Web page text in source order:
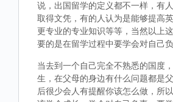
说，出国留学的定义都不一样，有
取得文凭，有的人认为是能够提高
更专业的专业知识等等，当然以上
要的是在留学过程中要学会对自己负
当去到一个自己完全不熟悉的国度
生，在父母的身边有什么问题都是
后很少会人有提醒你该怎么做，所